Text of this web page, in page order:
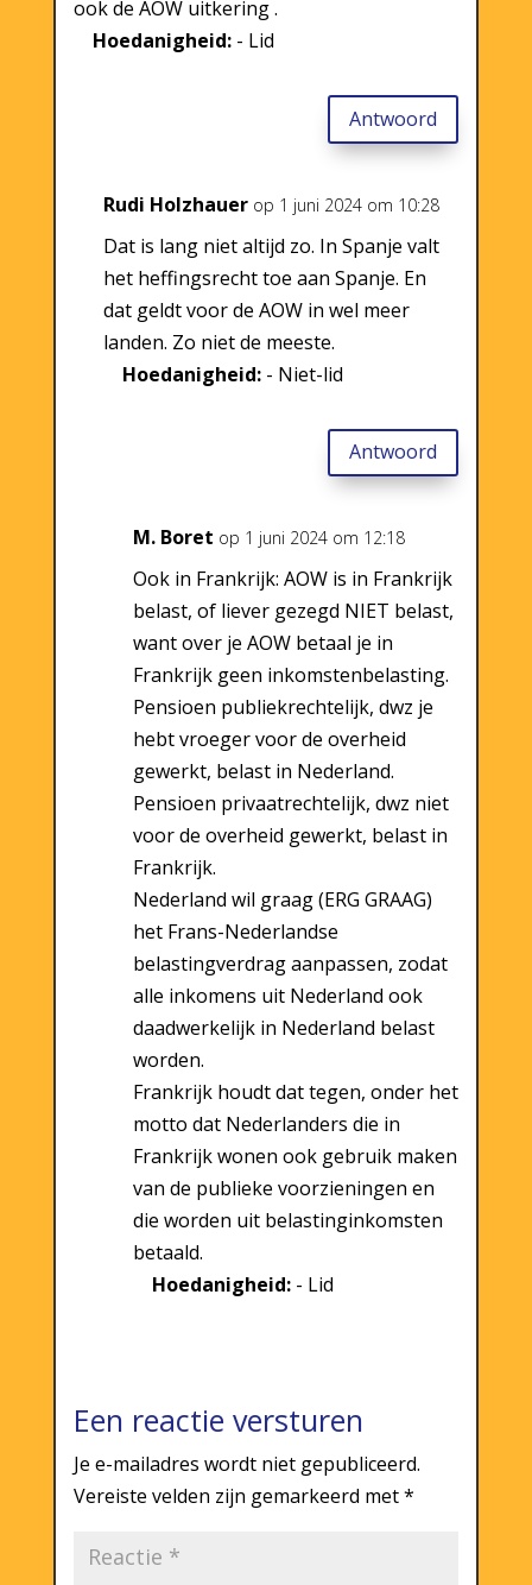
ook de AOW uitkering .
Hoedanigheid:- Lid
Antwoord
Rudi Holzhauer op 1 juni 2024 om 10:28
Dat is lang niet altijd zo. In Spanje valt
het heffingsrecht toe aan Spanje. En
dat geldt voor de AOW in wel meer
landen. Zo niet de meeste.
Hoedanigheid:- Niet-lid
Antwoord
M. Boret op 1 juni 2024 om 12:18
Ook in Frankrijk: AOW is in Frankrijk
belast, of liever gezegd NIET belast,
want over je AOW betaal je in
Frankrijk geen inkomstenbelasting.
Pensioen publiekrechtelijk, dwz je
hebt vroeger voor de overheid
gewerkt, belast in Nederland.
Pensioen privaatrechtelijk, dwz niet
voor de overheid gewerkt, belast in
Frankrijk.
Nederland wil graag (ERG GRAAG)
het Frans-Nederlandse
belastingverdrag aanpassen, zodat
alle inkomens uit Nederland ook
daadwerkelijk in Nederland belast
worden.
Frankrijk houdt dat tegen, onder het
motto dat Nederlanders die in
Frankrijk wonen ook gebruik maken
van de publieke voorzieningen en
die worden uit belastinginkomsten
betaald.
Hoedanigheid:- Lid
Een reactie versturen
Je e-mailadres wordt niet gepubliceerd.
Vereiste velden zijn gemarkeerd met*